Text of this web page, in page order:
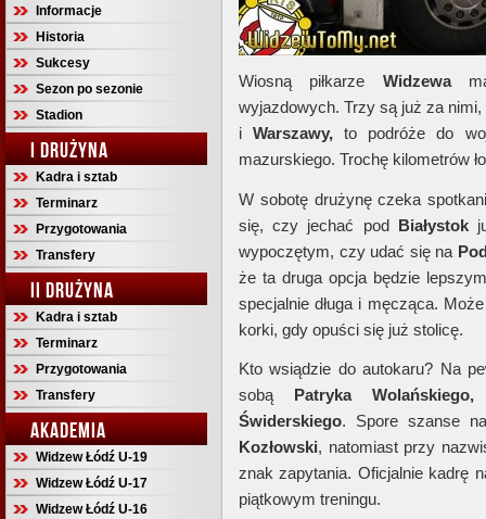
Informacje
Historia
Sukcesy
Sezon po sezonie
Stadion
I DRUŻYNA
Kadra i sztab
Terminarz
Przygotowania
Transfery
II DRUŻYNA
Kadra i sztab
Terminarz
Przygotowania
Transfery
AKADEMIA
Widzew Łódź U-19
Widzew Łódź U-17
Widzew Łódź U-16
Wiosną piłkarze Widzewa
wyjazdowych. Trzy są już za
iWarszawy, to podróże do
mazurskiego. Trochę kilometrów
W sobotę drużynę czeka
się, czy jechać pod Białystok
wypoczętym, czy udać się na
że ta druga opcja będzie
specjalnie długa i męcząca.
korki, gdy opuści się już stolicę.
Kto wsiądzie do autokaru? Na
sobą Patryka
Świderskiego. Spore szanse
Kozłowski, natomiast przy
znak zapytania. Oficjalnie kadrę
piątkowym treningu.